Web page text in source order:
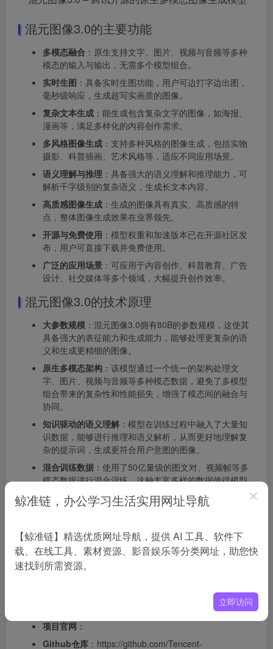
混元图像3.0的主要功能
多模态融合 ：原生支持文字、图片、视频与音频等多种
模态的输入与输出，无需多个模型组合。
实时生图 ：具备实时生图功能，用户可边打字边出图，
毫秒级响应，生成超写实画质的图像。
复杂文本生成 ：能生成包含复杂文字的图像，如海报、
漫画等，满足多样化的内容创作需求。
多风格图像生成 ：支持多种风格的图像生成，包括实物
摄影、科普插画、艺术风格等，适应不同应用场景。
语义理解与推理 ：具备强大的语义理解和推理能力，可
解析千字级别的复杂语义，生成长文本内容。
高质感图像生成 ：生成的图像具有真实、高质感的特
点，整体图像生成效果在业界领先。
开源与免费使用 ：模型权重和加速版本已在开源社区发
布，用户可直接下载并免费使用。
广泛的应用场景 ：可应用于内容创作、科普教育、广告
设计、社交媒体等多个领域，大幅提升创作效率。
混元图像3.0的技术原理
大参数规模 ：混元图像3.0拥有80B的参数规模，这使其
具备强大的表征能力和生成能力，能够处理更复杂的语
义和生成更精细的图像。
原生多模态架构 ：该模型通过一个统一的架构处理文
字、图片、视频与音频等多种模态数据，避免了多模型
组合带来的复杂性和性能损失，增强了模态间的融合与
协同。
知识驱动的语义理解 ：模型在训练过程中融入了大量知
识数据，能够进行推理和语义解析，从而更好地理解复
杂的提示词，生成更符合用户意图的图像。
混合训练数据 ：使用了50亿量级的图文对、视频帧等多
模态数据进行混合训练，这种丰富多样的数据使得模型
能够学习到不同模态之间的关联，提升生成效果。
实时生成技术：通过优化算法和架构设计，实现了毫秒
提高了交互性和创作效率。
多任务学习：模型在训练时融合了多种任务，如图像生
成、文本生成、图文对齐等，这使得模型在不同任务上
项目官网 ：
Github仓库 ：https://github.com/Tencent-
鲸准链，办公学习生活实用网址导航
【鲸准链】精选优质网址导航，提供 AI 工具、软件下
载、在线工具、素材资源、影音娱乐等分类网址，助您快
速找到所需资源。
立即访问